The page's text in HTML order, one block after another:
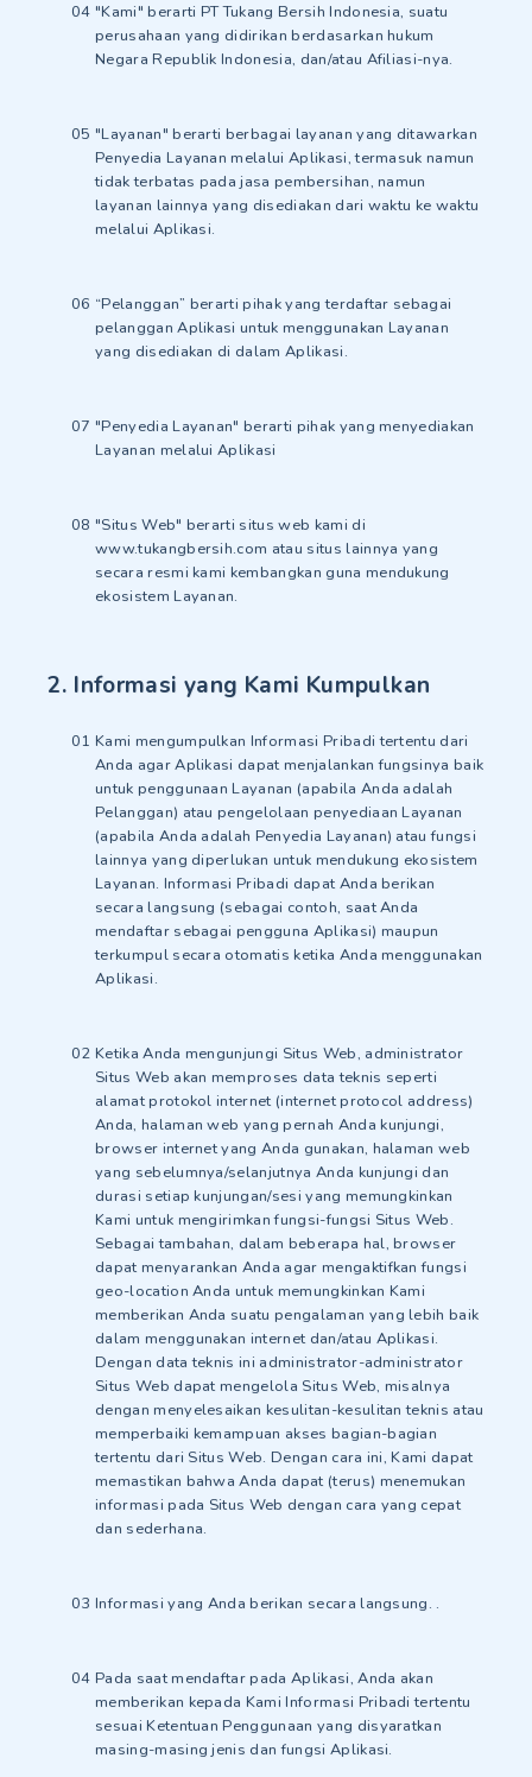
"Kami" berarti PT Tukang Bersih Indonesia, suatu
perusahaan yang didirikan berdasarkan hukum
Negara Republik Indonesia, dan/atau Afiliasi-nya.
"Layanan" berarti berbagai layanan yang ditawarkan
Penyedia Layanan melalui Aplikasi, termasuk namun
tidak terbatas pada jasa pembersihan, namun
layanan lainnya yang disediakan dari waktu ke waktu
melalui Aplikasi.
“Pelanggan” berarti pihak yang terdaftar sebagai
pelanggan Aplikasi untuk menggunakan Layanan
yang disediakan di dalam Aplikasi.
"Penyedia Layanan" berarti pihak yang menyediakan
Layanan melalui Aplikasi
"Situs Web" berarti situs web kami di
www.tukangbersih.com atau situs lainnya yang
secara resmi kami kembangkan guna mendukung
ekosistem Layanan.
2. Informasi yang Kami Kumpulkan
Kami mengumpulkan Informasi Pribadi tertentu dari
Anda agar Aplikasi dapat menjalankan fungsinya baik
untuk penggunaan Layanan (apabila Anda adalah
Pelanggan) atau pengelolaan penyediaan Layanan
(apabila Anda adalah Penyedia Layanan) atau fungsi
lainnya yang diperlukan untuk mendukung ekosistem
Layanan. Informasi Pribadi dapat Anda berikan
secara langsung (sebagai contoh, saat Anda
mendaftar sebagai pengguna Aplikasi) maupun
terkumpul secara otomatis ketika Anda menggunakan
Aplikasi.
Ketika Anda mengunjungi Situs Web, administrator
Situs Web akan memproses data teknis seperti
alamat protokol internet (internet protocol address)
Anda, halaman web yang pernah Anda kunjungi,
browser internet yang Anda gunakan, halaman web
yang sebelumnya/selanjutnya Anda kunjungi dan
durasi setiap kunjungan/sesi yang memungkinkan
Kami untuk mengirimkan fungsi-fungsi Situs Web.
Sebagai tambahan, dalam beberapa hal, browser
dapat menyarankan Anda agar mengaktifkan fungsi
geo-location Anda untuk memungkinkan Kami
memberikan Anda suatu pengalaman yang lebih baik
dalam menggunakan internet dan/atau Aplikasi.
Dengan data teknis ini administrator-administrator
Situs Web dapat mengelola Situs Web, misalnya
dengan menyelesaikan kesulitan-kesulitan teknis atau
memperbaiki kemampuan akses bagian-bagian
tertentu dari Situs Web. Dengan cara ini, Kami dapat
memastikan bahwa Anda dapat (terus) menemukan
informasi pada Situs Web dengan cara yang cepat
dan sederhana.
Informasi yang Anda berikan secara langsung. .
Pada saat mendaftar pada Aplikasi, Anda akan
memberikan kepada Kami Informasi Pribadi tertentu
sesuai Ketentuan Penggunaan yang disyaratkan
masing-masing jenis dan fungsi Aplikasi.